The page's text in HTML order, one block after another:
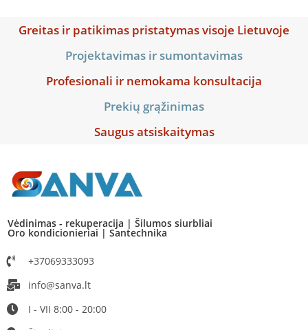
Greitas ir patikimas pristatymas visoje Lietuvoje
Projektavimas ir sumontavimas
Profesionali ir nemokama konsultacija
Prekių grąžinimas
Saugus atsiskaitymas
Vėdinimas - rekuperacija | Šilumos siurbliai
Oro kondicionieriai | Santechnika
+37069333093
info@sanva.lt
I - VII 8:00 - 20:00